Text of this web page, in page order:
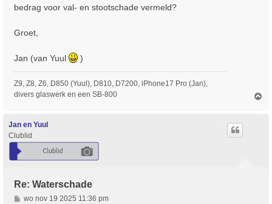
bedrag voor val- en stootschade vermeld?
Groet,
Jan (van Yuul )
Z9, Z8, Z6, D850 (Yuul), D810, D7200, iPhone17 Pro (Jan),
divers glaswerk en een SB-800
Jan en Yuul
Clublid
Re: Waterschade
Bwo nov 19 2025 11:36 pm